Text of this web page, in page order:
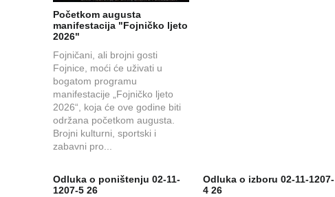
Početkom augusta
manifestacija "Fojničko ljeto
2026"
Fojničani, ali brojni gosti
Fojnice, moći će uživati u
bogatom programu
manifestacije „Fojničko ljeto
2026“, koja će ove godine biti
održana početkom augusta.
Brojni kulturni, sportski i
zabavni pro...
Odluka o poništenju 02-11-
1207-5 26
Odluka o izboru 02-11-1207-
4 26